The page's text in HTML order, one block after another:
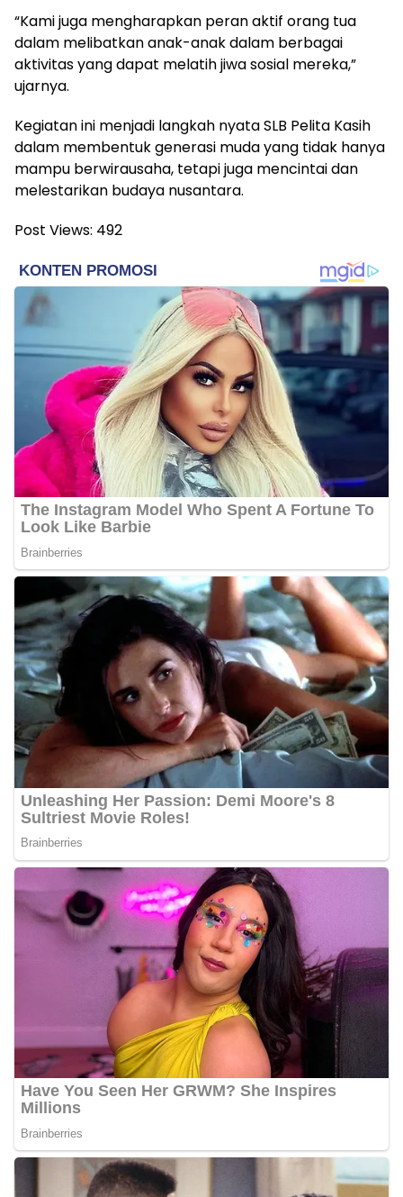
“Kami juga mengharapkan peran aktif orang tua
dalam melibatkan anak-anak dalam berbagai
aktivitas yang dapat melatih jiwa sosial mereka,”
ujarnya.
Kegiatan ini menjadi langkah nyata SLB Pelita Kasih
dalam membentuk generasi muda yang tidak hanya
mampu berwirausaha, tetapi juga mencintai dan
melestarikan budaya nusantara.
Post Views: 492